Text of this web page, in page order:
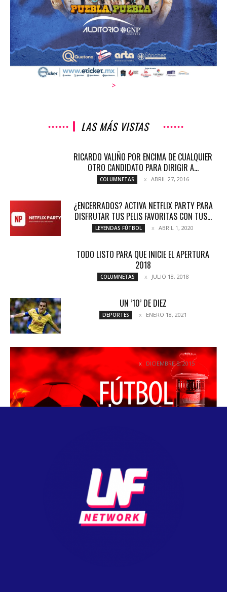
>
LAS MÁS VISTAS
RICARDO VALIÑO POR ENCIMA DE CUALQUIER
OTRO CANDIDATO PARA DIRIGIR A...
COLUMNETAS ABRIL 27, 2016
¿ENCERRADOS? ACTIVA NETFLIX PARTY PARA
DISFRUTAR TUS PELIS FAVORITAS CON TUS...
LEYENDAS FÚTBOL ABRIL 1, 2020
TODO LISTO PARA QUE INICIE EL APERTURA
2018
COLUMNETAS JULIO 18, 2018
UN ’10’ DE DIEZ
DEPORTES ENERO 18, 2021
LOS FICHAJES BOMBA DEL 2016
DESTACADOS DICIEMBRE 5, 2015